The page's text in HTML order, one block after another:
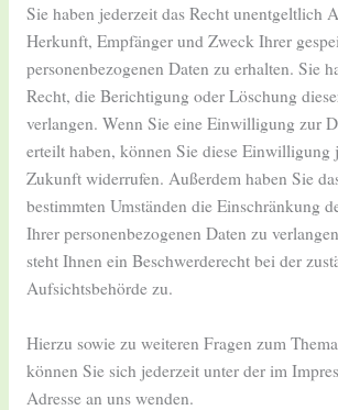
Sie haben jederzeit das Recht unentgeltlich
Herkunft, Empfänger und Zweck Ihrer
personenbezogenen Daten zu erhalten. Sie
Recht, die Berichtigung oder Löschung
verlangen. Wenn Sie eine Einwilligung zur
erteilt haben, können Sie diese Einwilligung
Zukunft widerrufen. Außerdem haben Sie
bestimmten Umständen die Einschränkung
Ihrer personenbezogenen Daten zu
steht Ihnen ein Beschwerderecht bei der
Aufsichtsbehörde zu.
Hierzu sowie zu weiteren Fragen zum
können Sie sich jederzeit unter der im
Adresse an uns wenden.